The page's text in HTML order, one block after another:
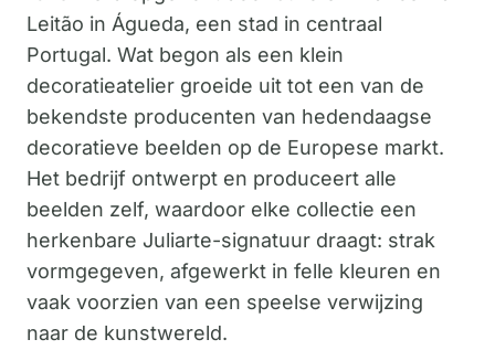
Leitão in Águeda, een stad in centraal
Portugal. Wat begon als een klein
decoratieatelier groeide uit tot een van de
bekendste producenten van hedendaagse
decoratieve beelden op de Europese markt.
Het bedrijf ontwerpt en produceert alle
beelden zelf, waardoor elke collectie een
herkenbare Juliarte-signatuur draagt: strak
vormgegeven, afgewerkt in felle kleuren en
vaak voorzien van een speelse verwijzing
naar de kunstwereld.